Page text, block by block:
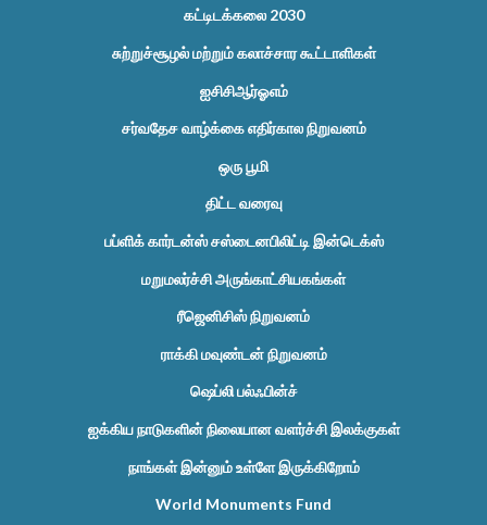
கட்டிடக்கலை 2030
சுற்றுச்சூழல் மற்றும் கலாச்சார கூட்டாளிகள்
ஐசிசிஆர்ஓஎம்
சர்வதேச வாழ்க்கை எதிர்கால நிறுவனம்
ஒரு பூமி
திட்ட வரைவு
பப்ளிக் கார்டன்ஸ் சஸ்டைனபிலிட்டி இன்டெக்ஸ்
மறுமலர்ச்சி அருங்காட்சியகங்கள்
ரீஜெனிசிஸ் நிறுவனம்
ராக்கி மவுண்டன் நிறுவனம்
ஷெப்லி பல்ஃபின்ச்
ஐக்கிய நாடுகளின் நிலையான வளர்ச்சி இலக்குகள்
நாங்கள் இன்னும் உள்ளே இருக்கிறோம்
World Monuments Fund